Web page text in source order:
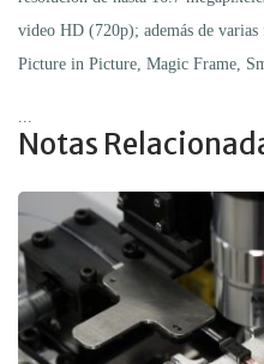
video HD (720p); además de
Picture in Picture, Magic Frame,
Notas